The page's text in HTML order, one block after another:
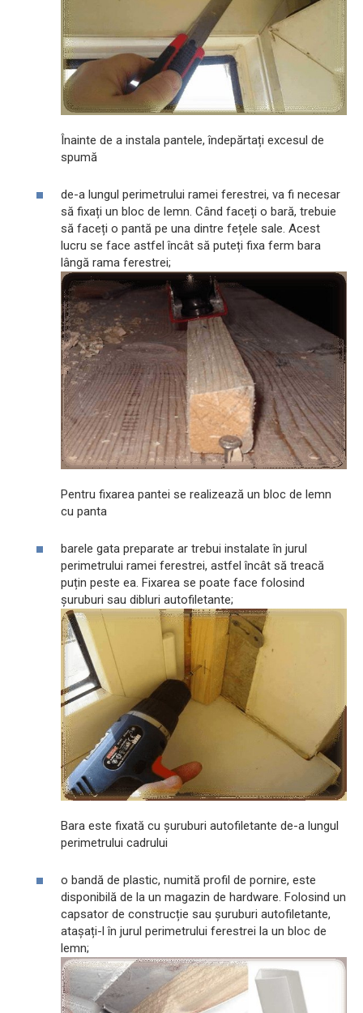
Înainte de a instala pantele, îndepărtați excesul de
spumă
de-a lungul perimetrului ramei ferestrei, va fi necesar
să fixați un bloc de lemn. Când faceți o bară, trebuie
să faceți o pantă pe una dintre fețele sale. Acest
lucru se face astfel încât să puteți fixa ferm bara
lângă rama ferestrei;
Pentru fixarea pantei se realizează un bloc de lemn
cu panta
barele gata preparate ar trebui instalate în jurul
perimetrului ramei ferestrei, astfel încât să treacă
puțin peste ea. Fixarea se poate face folosind
șuruburi sau dibluri autofiletante;
Bara este fixată cu șuruburi autofiletante de-a lungul
perimetrului cadrului
o bandă de plastic, numită profil de pornire, este
disponibilă de la un magazin de hardware. Folosind un
capsator de construcție sau șuruburi autofiletante,
atașați-l în jurul perimetrului ferestrei la un bloc de
lemn;